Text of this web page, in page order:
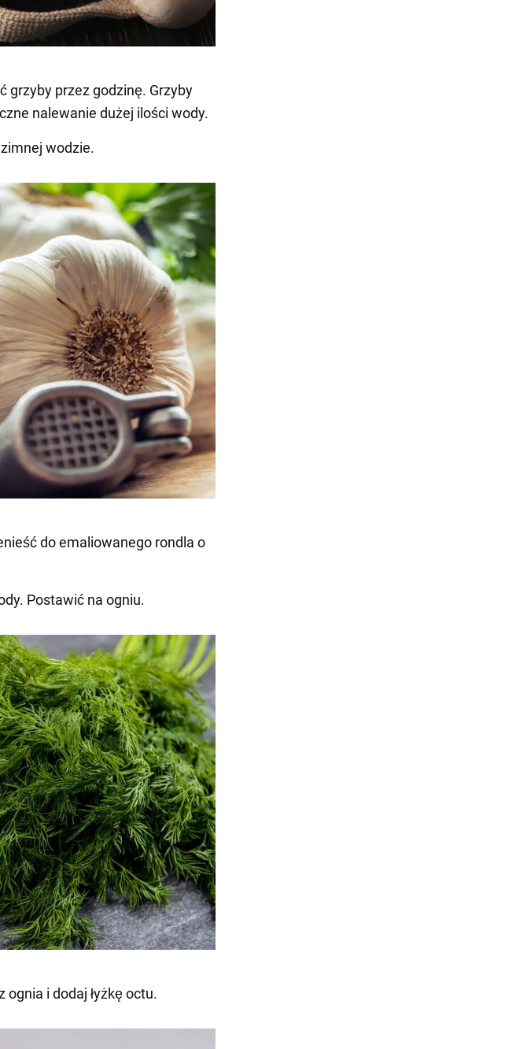
grzyby przez godzinę. Grzyby
nalewanie dużej ilości wody.
wodzie.
do emaliowanego rondla o
Postawić na ogniu.
i dodaj łyżkę octu.